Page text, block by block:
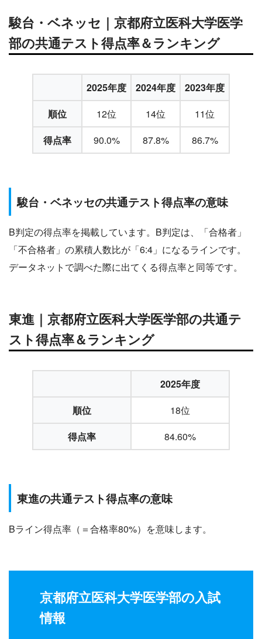
駿台・ベネッセ｜京都府立医科大学医学
部の共通テスト得点率＆ランキング
2025年度 2024年度
2023年度
順位
12位 14位
11位
得点率
90.0% 87.8% 86.7%
駿台・ベネッセの共通テスト得点率の意味
B判定の得点率を掲載しています。B判定は、「合格者」
「不合格者」の累積人数比が「6:4」になるラインです。
データネットで調べた際に出てくる得点率と同等です。
東進｜京都府立医科大学医学部の共通テ
スト得点率＆ランキング
2025年度
順位
18位
得点率
84.60%
東進の共通テスト得点率の意味
Bライン得点率（＝合格率80%）を意味します。
京都府立医科大学医学部の入試
情報